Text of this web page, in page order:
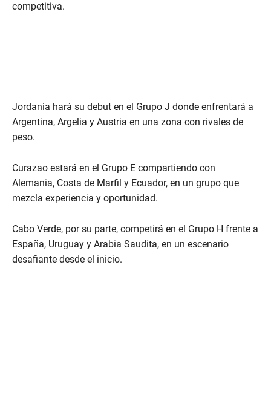
competitiva.
Jordania hará su debut en el Grupo J donde enfrentará a
Argentina, Argelia y Austria en una zona con rivales de
peso.
Curazao estará en el Grupo E compartiendo con
Alemania, Costa de Marfil y Ecuador, en un grupo que
mezcla experiencia y oportunidad.
Cabo Verde, por su parte, competirá en el Grupo H frente a
España, Uruguay y Arabia Saudita, en un escenario
desafiante desde el inicio.